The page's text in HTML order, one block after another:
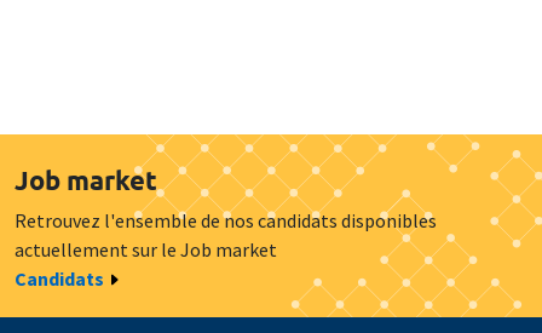
Job market
Retrouvez l'ensemble de nos candidats disponibles
actuellement sur le Job market
Candidats